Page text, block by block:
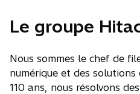
Le groupe
Nous sommes le chef de
numérique et des
110 ans, nous résolvons